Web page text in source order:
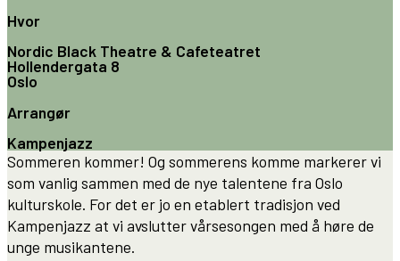
Hvor
Nordic Black Theatre & Cafeteatret
Hollendergata 8
Oslo
Arrangør
Kampenjazz
Sommeren kommer! Og sommerens komme markerer vi
som vanlig sammen med de nye talentene fra Oslo
kulturskole. For det er jo en etablert tradisjon ved
Kampenjazz at vi avslutter vårsesongen med å høre de
unge musikantene.